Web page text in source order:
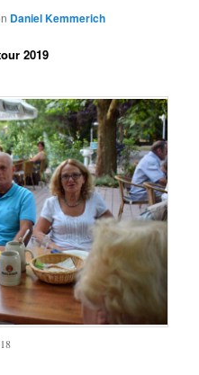
Daniel Kemmerich
2019